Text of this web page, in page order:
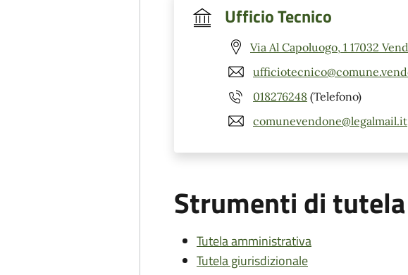
Ufficio Tecnico
Via Al Capoluogo, 1 17032
018276248 (Telefono)
comunevendone@legalmail.it
Strumenti di tutela
Tutela amministrativa
Tutela giurisdizionale